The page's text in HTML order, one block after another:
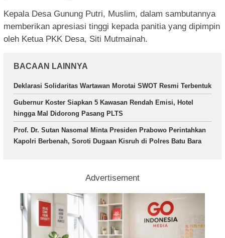
Kepala Desa Gunung Putri, Muslim, dalam sambutannya
memberikan apresiasi tinggi kepada panitia yang dipimpin
oleh Ketua PKK Desa, Siti Mutmainah.
BACAAN LAINNYA
Deklarasi Solidaritas Wartawan Morotai SWOT Resmi Terbentuk
Gubernur Koster Siapkan 5 Kawasan Rendah Emisi, Hotel
hingga Mal Didorong Pasang PLTS
Prof. Dr. Sutan Nasomal Minta Presiden Prabowo Perintahkan
Kapolri Berbenah, Soroti Dugaan Kisruh di Polres Batu Bara
Advertisement